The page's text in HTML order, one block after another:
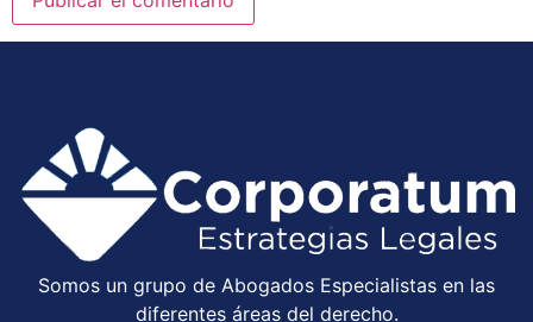
Somos un grupo de Abogados Especialistas en las
diferentes áreas del derecho.